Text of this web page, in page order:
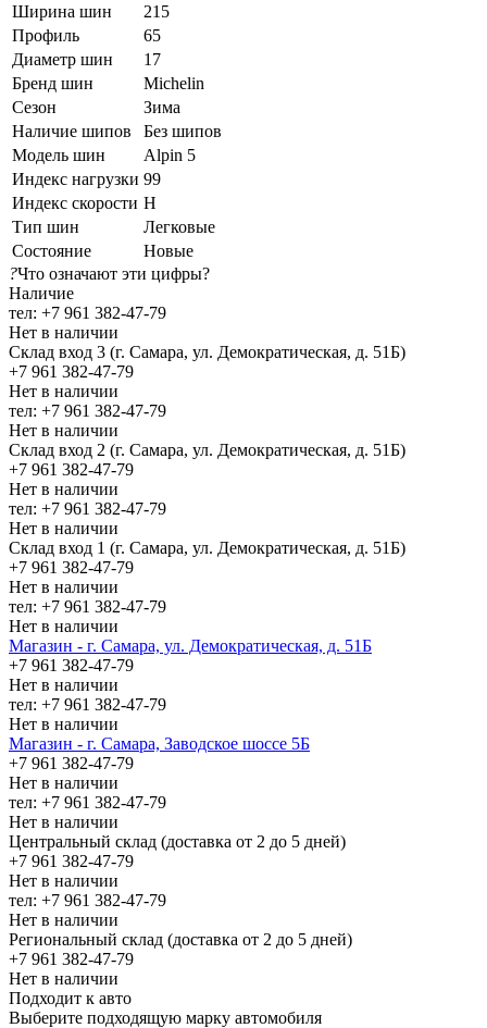
Ширина шин
215
Профиль
65
Диаметр шин
17
Бренд шин
Michelin
Сезон
Зима
Наличие шипов
Без шипов
Модель шин
Alpin 5
Индекс нагрузки 99
Индекс скорости H
Тип шин
Легковые
Состояние
Новые
?Что означают эти цифры?
Наличие
тел: +7 961 382-47-79
Нет в наличии
Склад вход 3 (г. Самара, ул. Демократическая, д. 51Б)
+7 961 382-47-79
Нет в наличии
тел: +7 961 382-47-79
Нет в наличии
Склад вход 2 (г. Самара, ул. Демократическая, д. 51Б)
+7 961 382-47-79
Нет в наличии
тел: +7 961 382-47-79
Нет в наличии
Склад вход 1 (г. Самара, ул. Демократическая, д. 51Б)
+7 961 382-47-79
Нет в наличии
тел: +7 961 382-47-79
Нет в наличии
Магазин - г. Самара, ул. Демократическая, д. 51Б
+7 961 382-47-79
Нет в наличии
тел: +7 961 382-47-79
Нет в наличии
Магазин - г. Самара, Заводское шоссе 5Б
+7 961 382-47-79
Нет в наличии
тел: +7 961 382-47-79
Нет в наличии
Центральный склад (доставка от 2 до 5 дней)
+7 961 382-47-79
Нет в наличии
тел: +7 961 382-47-79
Нет в наличии
Региональный склад (доставка от 2 до 5 дней)
+7 961 382-47-79
Нет в наличии
Подходит к авто
Выберите подходящую марку автомобиля